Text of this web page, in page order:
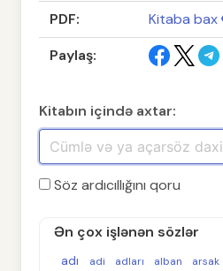
PDF:
Kitaba bax
Paylaş:
Kitabın içində axtar:
Söz ardıcıllığını qoru
Ən çox işlənən sözlər
adı adi adları alban arsak